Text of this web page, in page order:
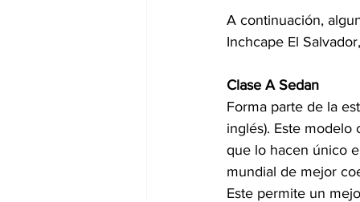
A continuación,
Inchcape El
Clase A Sedan
Forma parte de la
inglés). Este
que lo hacen único
mundial de mejor
Este permite un